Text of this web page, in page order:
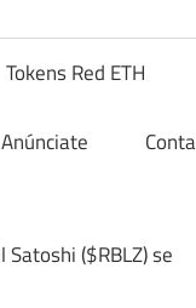
Tokens Red ETH
Anúnciate